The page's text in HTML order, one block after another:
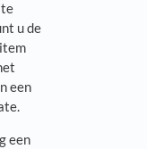
u de
een
een